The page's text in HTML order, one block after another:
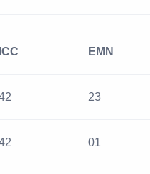
EMN
23
01